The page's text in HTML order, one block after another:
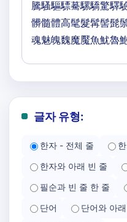
글자 유형:
한자 - 전체 줄
한자와 아래 빈 줄
필순과 빈 줄 한 줄
단어
단어와 아